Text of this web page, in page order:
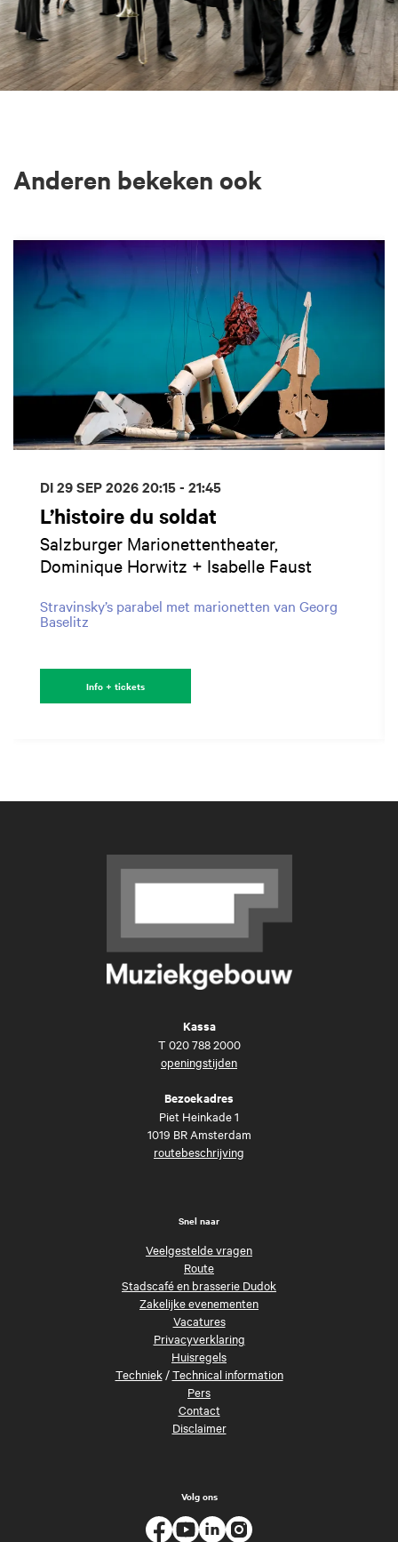
Anderen bekeken ook
L’histoire du soldat
Salzburger Marionettentheater,
Dominique Horwitz + Isabelle Faust
Stravinsky’s parabel met marionetten van Georg
Baselitz
DI 29 SEP 202620:15 - 21:45
Info + tickets
Kassa
T 020 788 2000
openingstijden
Bezoekadres
Piet Heinkade 1
1019 BR Amsterdam
routebeschrijving
Snel naar
Veelgestelde vragen
Route
Stadscafé en brasserie Dudok
Zakelijke evenementen
Vacatures
Privacyverklaring
Huisregels
Techniek/Technical information
Pers
Contact
Disclaimer
Volg ons